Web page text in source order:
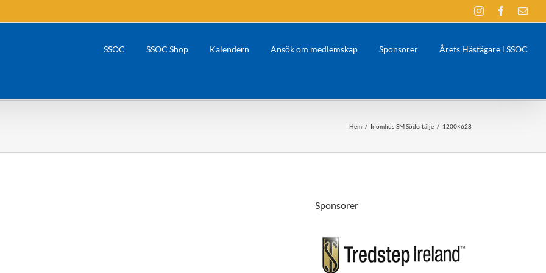
InstagramFacebook
E-
post
SSOC SSOC Shop Kalendern Ansök om medlemskap Sponsorer Årets Hästägare i SSOC
Hem / Inomhus-SM Södertälje / 1200×628
Sponsorer